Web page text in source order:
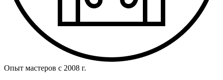
Опыт мастеров с 2008 г.